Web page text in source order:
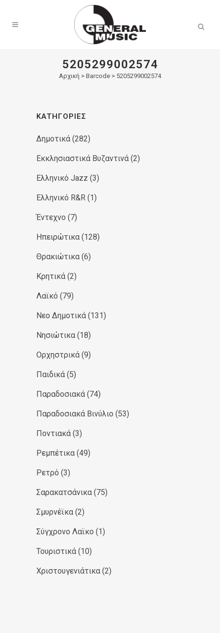
5205299002574
Αρχική > Barcode > 5205299002574
ΚΑΤΗΓΟΡΊΕΣ
Δημοτικά (282)
Εκκλησιαστικά Βυζαντινά (2)
Ελληνικό Jazz (3)
Ελληνικό R&R (1)
Έντεχνο (7)
Ηπειρώτικα (128)
Θρακιώτικα (6)
Κρητικά (2)
Λαϊκό (79)
Νεο Δημοτικά (131)
Νησιώτικα (18)
Ορχηστρικά (9)
Παιδικά (5)
Παραδοσιακά (74)
Παραδοσιακά Βινύλιο (53)
Ποντιακά (3)
Ρεμπέτικα (49)
Ρετρό (3)
Σαρακατσάνικα (75)
Σμυρνέϊκα (2)
Σύγχρονο Λαϊκο (1)
Τουριστικά (10)
Χριστουγενιάτικα (2)